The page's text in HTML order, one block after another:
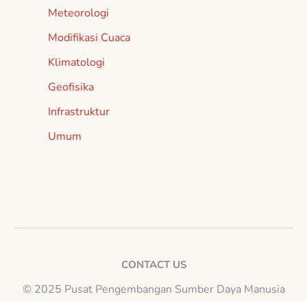
Meteorologi
Modifikasi Cuaca
Klimatologi
Geofisika
Infrastruktur
Umum
CONTACT US
© 2025 Pusat Pengembangan Sumber Daya Manusia